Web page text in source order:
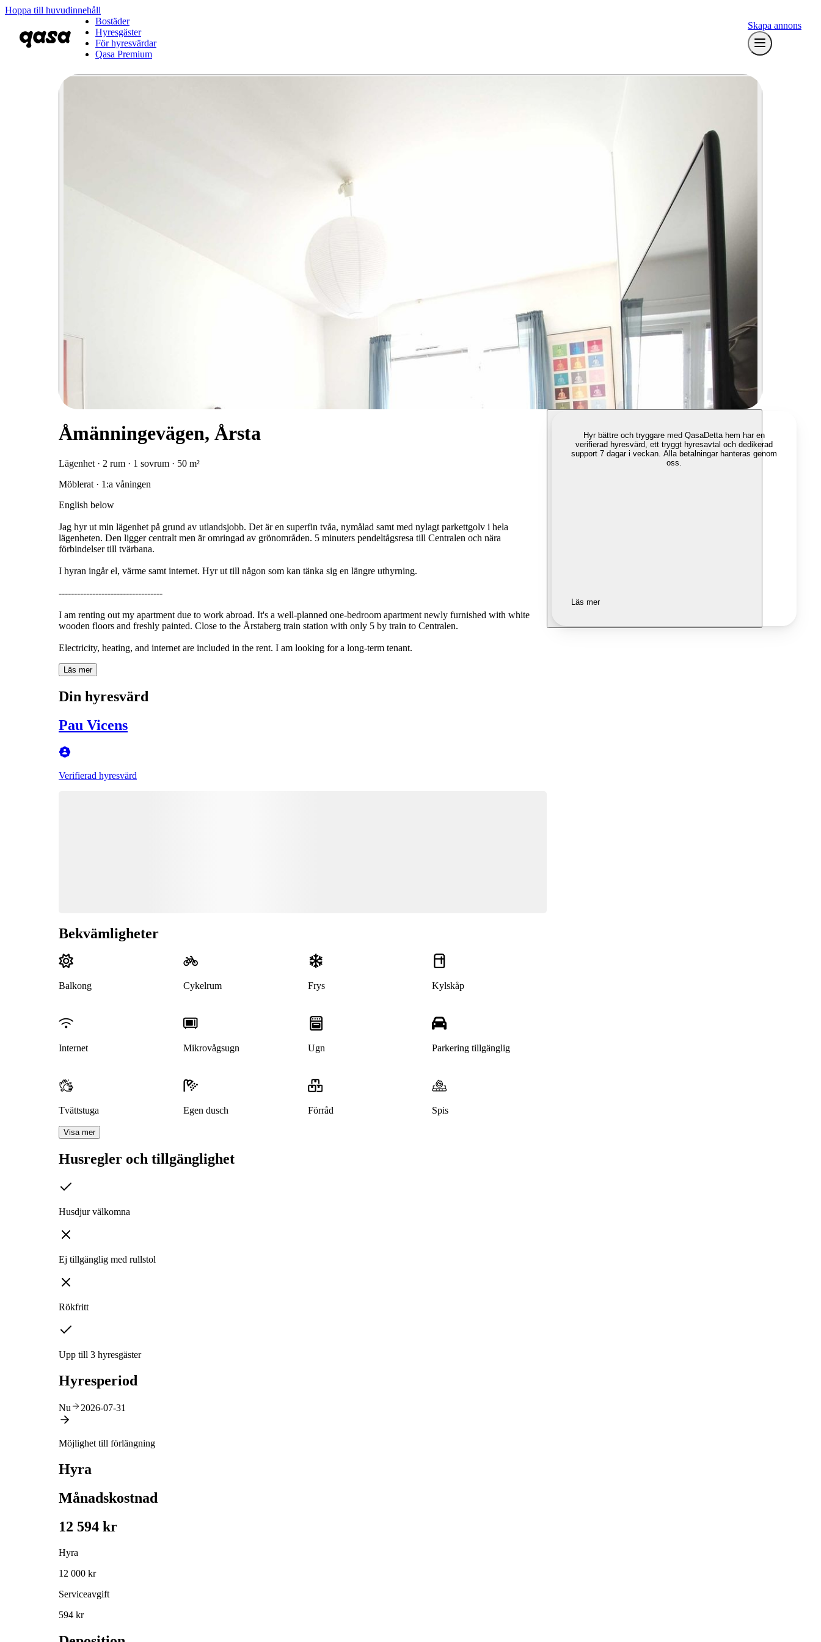
Hoppa till huvudinnehåll
Bostäder
Hyresgäster
För hyresvärdar
Qasa Premium
Skapa annons
Åmänningevägen, Årsta
Lägenhet · 2 rum · 1 sovrum · 50 m²
Möblerat · 1:a våningen
English below
Jag hyr ut min lägenhet på grund av utlandsjobb. Det är en superfin tvåa, nymålad samt med nylagt parkettgolv i hela
lägenheten. Den ligger centralt men är omringad av grönområden. 5 minuters pendeltågsresa till Centralen och nära
förbindelser till tvärbana.
I hyran ingår el, värme samt internet. Hyr ut till någon som kan tänka sig en längre uthyrning.
----------------------------------
I am renting out my apartment due to work abroad. It's a well-planned one-bedroom apartment newly furnished with white
wooden floors and freshly painted. Close to the Årstaberg train station with only 5 by train to Centralen.
Electricity, heating, and internet are included in the rent. I am looking for a long-term tenant.
Läs mer
Din hyresvärd
Pau Vicens
Verifierad hyresvärd
Bekvämligheter
Balkong Cykelrum Frys Kylskåp
Internet Mikrovågsugn Ugn Parkering tillgänglig
Tvättstuga Egen dusch Förråd Spis
Visa mer
Husregler och tillgänglighet
Husdjur välkomna
Ej tillgänglig med rullstol
Rökfritt
Upp till 3 hyresgäster
Hyresperiod
Nu 2026-07-31
Möjlighet till förlängning
Hyra
Månadskostnad
12 594 kr
Hyra
12 000 kr
Serviceavgift
594 kr
Hyr bättre och tryggare med QasaDetta hem har en
verifierad hyresvärd, ett tryggt hyresavtal och dedikerad
support 7 dagar i veckan. Alla betalningar hanteras genom
oss.
Läs mer